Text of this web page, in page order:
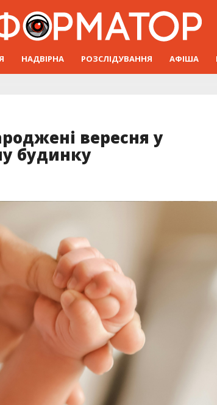
НАДВІРНА РОЗСЛІДУВАННЯ АФІША
вересня у
будинку